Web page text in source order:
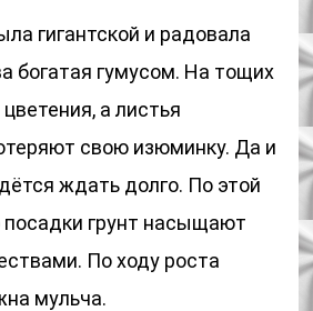
гигантской и радовала
богатая гумусом. На тощих
а листья
свою изюминку. Да и
ждать долго. По этой
грунт насыщают
По ходу роста
мульча.